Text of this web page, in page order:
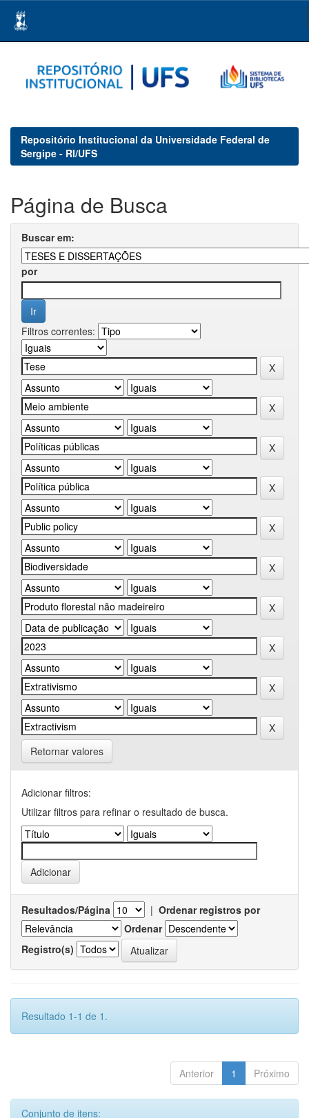
navigation
Repositório Institucional da Universidade Federal de
Sergipe - RI/UFS
Página de Busca
Buscar em:
por
Filtros correntes:
Retornar valores
Adicionar filtros:
Utilizar filtros para refinar o resultado de busca.
Resultados/Página | Ordenar registros por
Ordenar
Registro(s)
Resultado 1-1 de 1.
Anterior 1 Próximo
Conjunto de itens: